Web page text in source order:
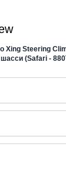
Xing Steering
(Safari -